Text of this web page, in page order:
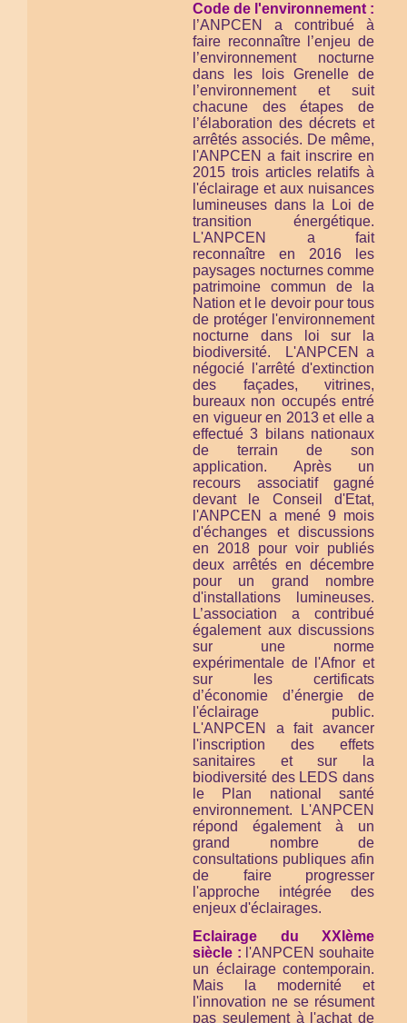
Code de l'environnement :
l’ANPCEN a contribué à
faire reconnaître l’enjeu de
l’environnement nocturne
dans les lois Grenelle de
l’environnement et suit
chacune des étapes de
l’élaboration des décrets et
arrêtés associés. De même,
l'ANPCEN a fait inscrire en
2015 trois articles relatifs à
l'éclairage et aux nuisances
lumineuses dans la Loi de
transition énergétique.
L'ANPCEN a fait
reconnaître en 2016 les
paysages nocturnes comme
patrimoine commun de la
Nation et le devoir pour tous
de protéger l'environnement
nocturne dans loi sur la
biodiversité.
L'ANPCEN a
négocié l'arrêté d'extinction
des façades, vitrines,
bureaux non occupés entré
en vigueur en 2013 et elle a
effectué 3 bilans nationaux
de terrain de son
application. Après un
recours associatif gagné
devant le Conseil d'Etat,
l'ANPCEN a mené 9 mois
d'échanges et discussions
en 2018 pour voir publiés
deux arrêtés en décembre
pour un grand nombre
d'installations lumineuses.
L’association a contribué
également aux discussions
sur une norme
expérimentale de l'Afnor et
sur les certificats
d’économie d’énergie de
l'éclairage public.
L'ANPCEN a fait avancer
l'inscription des effets
sanitaires et sur la
biodiversité des LEDS dans
le Plan national santé
environnement. L'ANPCEN
répond également à un
grand nombre de
consultations publiques afin
de faire progresser
l'approche intégrée des
enjeux d'éclairages.
Eclairage du XXIème
siècle : l'ANPCEN souhaite
un éclairage contemporain.
Mais la modernité et
l'innovation ne se résument
pas seulement à l'achat de